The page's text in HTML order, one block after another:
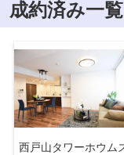
成約済み一覧